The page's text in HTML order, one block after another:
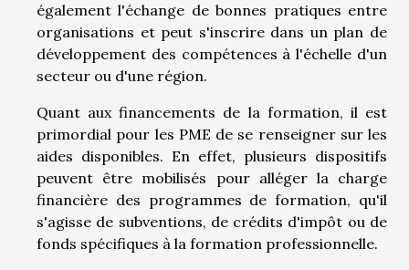
également l'échange de bonnes pratiques entre
organisations et peut s'inscrire dans un plan de
développement des compétences à l'échelle d'un
secteur ou d'une région.
Quant aux financements de la formation, il est
primordial pour les PME de se renseigner sur les
aides disponibles. En effet, plusieurs dispositifs
peuvent être mobilisés pour alléger la charge
financière des programmes de formation, qu'il
s'agisse de subventions, de crédits d'impôt ou de
fonds spécifiques à la formation professionnelle.